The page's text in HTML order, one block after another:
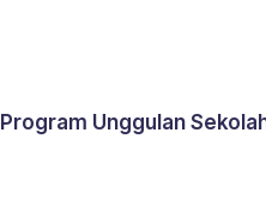
Program Unggulan